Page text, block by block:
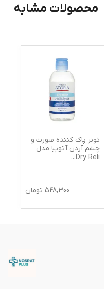
محصولات مشابه
تونر پاک کننده صورت و
چشم آردن آتوپیا مدل
Dry Reli
...
548,300 تومان